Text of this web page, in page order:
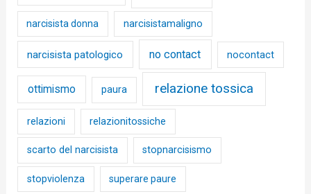
narcisista donna narcisistamaligno
narcisista patologico no contact nocontact
ottimismo paura relazione tossica
relazioni relazionitossiche
scarto del narcisista stopnarcisismo
stopviolenza superare paure